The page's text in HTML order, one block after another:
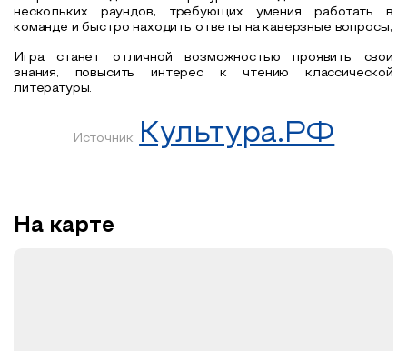
нескольких раундов, требующих умения работать в
команде и быстро находить ответы на каверзные вопросы,
Игра станет отличной возможностью проявить свои
знания, повысить интерес к чтению классической
литературы.
Источник: Культура.РФ
На карте